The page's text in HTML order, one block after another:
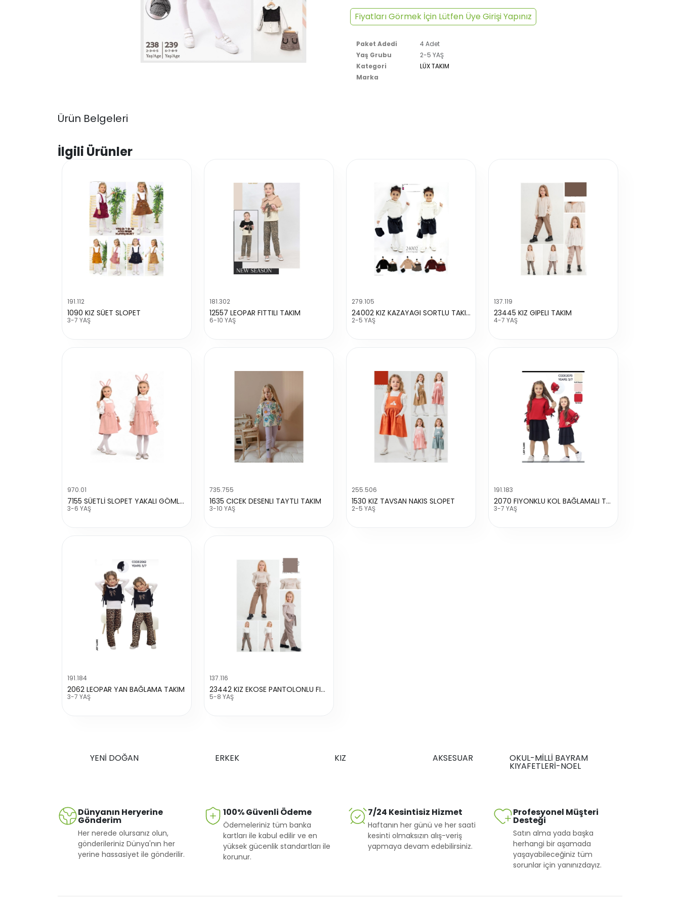
Fiyatları Görmek İçin Lütfen Üye Girişi Yapınız
Paket Adedi
4 Adet
Yaş Grubu
2-5 YAŞ
Kategori
LÜX TAKIM
Marka
Ürün Belgeleri
İlgili Ürünler
191.112
1090 KIZ SÜET SLOPET
3-7 YAŞ
181.302
12557 LEOPAR FITTILI TAKIM
6-10 YAŞ
279.105
24002 KIZ KAZAYAGI SORTLU TAKIM
2-5 YAŞ
137.119
23445 KIZ GIPELI TAKIM
4-7 YAŞ
970.01
7155 SÜETLİ SLOPET YAKALI GÖMLEKLI
3-6 YAŞ
735.755
1635 CICEK DESENLI TAYTLI TAKIM
3-10 YAŞ
255.506
1530 KIZ TAVSAN NAKIS SLOPET
2-5 YAŞ
191.183
2070 FIYONKLU KOL BAĞLAMALI TAKIM
3-7 YAŞ
191.184
2062 LEOPAR YAN BAĞLAMA TAKIM
3-7 YAŞ
137.116
23442 KIZ EKOSE PANTOLONLU FIRFIRLI TAKIM
5-8 YAŞ
YENİ DOĞAN ERKEK KIZ AKSESUAR OKUL-MİLLİ BAYRAM
KIYAFETLERİ-NOEL
Dünyanın Heryerine
Gönderim
Her nerede olursanız olun,
gönderileriniz Dünya'nın her
yerine hassasiyet ile gönderilir.
100% Güvenli Ödeme
Ödemeleriniz tüm banka
kartları ile kabul edilir ve en
yüksek gücenlik standartları ile
korunur.
7/24 Kesintisiz Hizmet
Haftanın her günü ve her saati
kesinti olmaksızın alış-veriş
yapmaya devam edebilirsiniz.
Profesyonel Müşteri
Desteği
Satın alma yada başka
herhangi bir aşamada
yaşayabileceğiniz tüm
sorunlar için yanınızdayız.